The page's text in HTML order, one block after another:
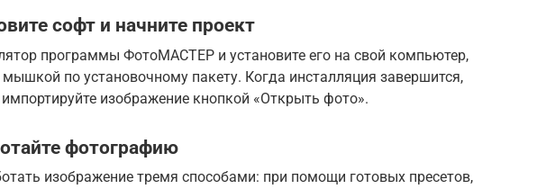
софт и начните проект
программы ФотоМАСТЕР и установите его на свой компьютер,
по установочному пакету. Когда инсталляция завершится,
импортируйте изображение кнопкой «Открыть фото».
фотографию
изображение тремя способами: при помощи готовых пресетов,